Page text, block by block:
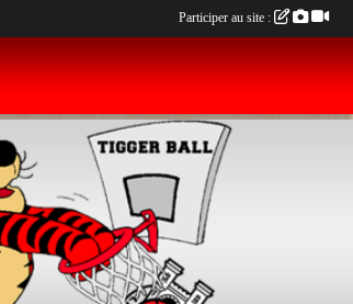
Participer au site :